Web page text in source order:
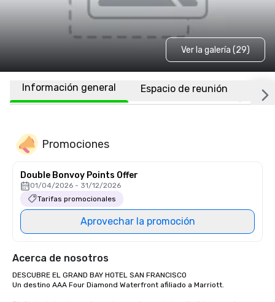
Ver la galería (29)
Información general Espacio de reunión
Promociones
Double Bonvoy Points Offer
01/04/2026 - 31/12/2026
Tarifas promocionales
Aprovechar la promoción
Acerca de nosotros
DESCUBRE EL GRAND BAY HOTEL SAN FRANCISCO
Un destino AAA Four Diamond Waterfront afiliado a Marriott.